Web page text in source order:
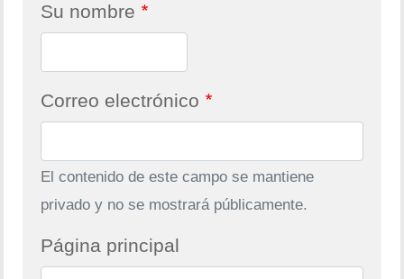
Su nombre
Correo electrónico
El contenido de este campo se mantiene
privado y no se mostrará públicamente.
Página principal